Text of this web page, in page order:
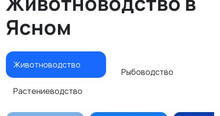
Ясном
Животноводство
Растениеводство
Рыбоводство